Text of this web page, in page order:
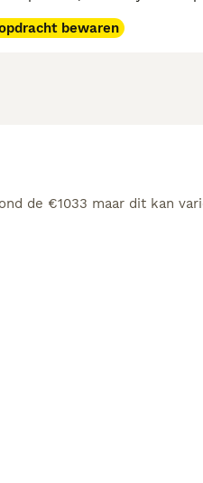
bewaren
de €1033 maar dit kan